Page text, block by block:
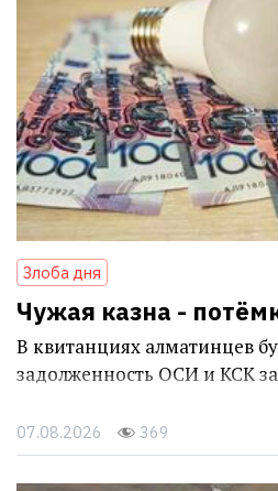
Злоба дня
Чужая казна -
В квитанциях алматинцев
задолженность ОСИ и КСК
07.08.2026 369